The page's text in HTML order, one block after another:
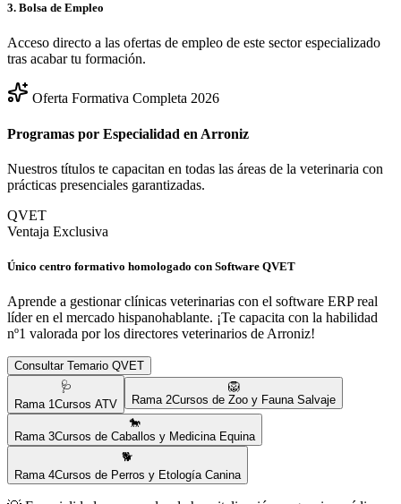
3. Bolsa de Empleo
Acceso directo a las ofertas de empleo de este sector especializado
tras acabar tu formación.
Oferta Formativa Completa 2026
Programas por Especialidad en Arroniz
Nuestros títulos te capacitan en todas las áreas de la veterinaria con
prácticas presenciales garantizadas.
QVET
Ventaja Exclusiva
Único centro formativo homologado con Software QVET
Aprende a gestionar clínicas veterinarias con el software ERP real
líder en el mercado hispanohablante. ¡Te capacita con la habilidad
nº1 valorada por los directores veterinarios de Arroniz!
Consultar Temario QVET
🩺
Rama 1Cursos ATV
🦁
Rama 2Cursos de Zoo y Fauna Salvaje
🐎
Rama 3Cursos de Caballos y Medicina Equina
🐕
Rama 4Cursos de Perros y Etología Canina